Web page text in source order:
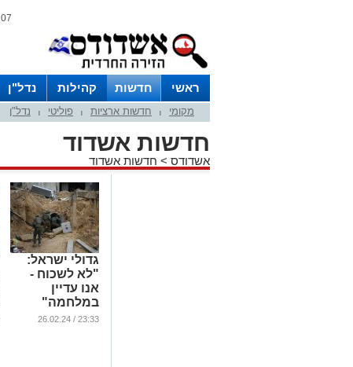
07 אוגוסט 2026 / 07:08
ראשי חדשות קהילות נדל"ן
מקומי חדשות ארציות פוליטי נדל"ן
חדשות אשדוד
אשדודס > חדשות אשדוד
גדולי ישראל:
"לא לשכוח -
אנו עדיין
במלחמה"
...
23:33 / 26.02.24